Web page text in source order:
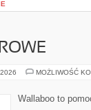
MOŻLIWOŚĆ
Wallaboo to